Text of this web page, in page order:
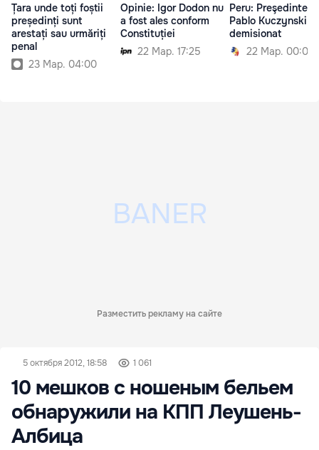
Țara unde toți foștii
președinți sunt
arestați sau urmăriți
penal
23 Мар. 04:00
Opinie: Igor Dodon nu
a fost ales conform
Constituției
22 Мар. 17:25
Peru: Preşedintele
Pablo Kuczynski a
demisionat
22 Мар. 00:00
Разместить рекламу на сайте
5 октября 2012, 18:58 1 061
10 мешков с ношеным бельем
обнаружили на КПП Леушень-
Албица